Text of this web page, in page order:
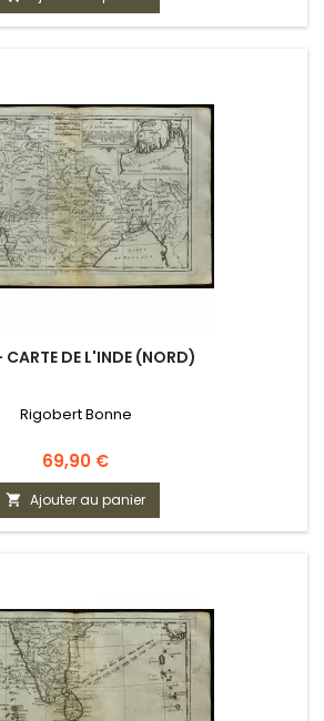
DE L'INDE (NORD)
Rigobert Bonne
Prix
69,90 €
 Ajouter au panier